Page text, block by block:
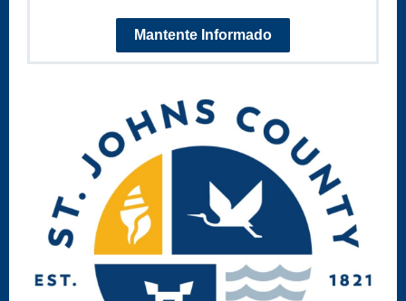
Mantente Informado